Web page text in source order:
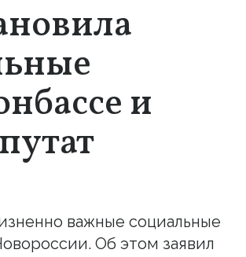
и
важные социальные
Об этом заявил